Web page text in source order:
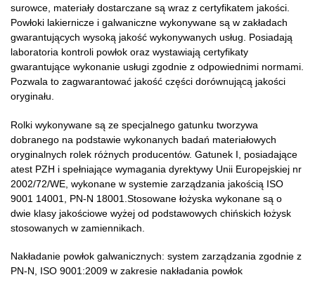
surowce, materiały dostarczane są wraz z certyfikatem jakości.
Powłoki lakiernicze i galwaniczne wykonywane są w zakładach
gwarantujących wysoką jakość wykonywanych usług. Posiadają
laboratoria kontroli powłok oraz wystawiają certyfikaty
gwarantujące wykonanie usługi zgodnie z odpowiednimi normami.
Pozwala to zagwarantować jakość części dorównującą jakości
oryginału.
Rolki wykonywane są ze specjalnego gatunku tworzywa
dobranego na podstawie wykonanych badań materiałowych
oryginalnych rolek różnych producentów. Gatunek I, posiadające
atest PZH i spełniające wymagania dyrektywy Unii Europejskiej nr
2002/72/WE, wykonane w systemie zarządzania jakością ISO
9001 14001, PN-N 18001.Stosowane łożyska wykonane są o
dwie klasy jakościowe wyżej od podstawowych chińskich łożysk
stosowanych w zamiennikach.
Nakładanie powłok galwanicznych: system zarządzania zgodnie z
PN-N, ISO 9001:2009 w zakresie nakładania powłok